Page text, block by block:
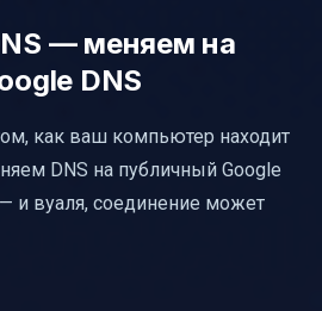
— меняем на
DNS
как ваш компьютер находит
DNS на публичный Google
— и вуаля, соединение может